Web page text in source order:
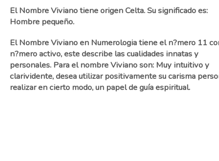
El Nombre Viviano tiene origen Celta. Su significado es:
Hombre pequeño.
El Nombre Viviano en Numerologia tiene el n?mero 11
n?mero activo, este describe las cualidades innatas y
personales. Para el nombre Viviano son: Muy intuitivo y
clarividente, desea utilizar positivamente su carisma
realizar en cierto modo, un papel de guía espiritual.